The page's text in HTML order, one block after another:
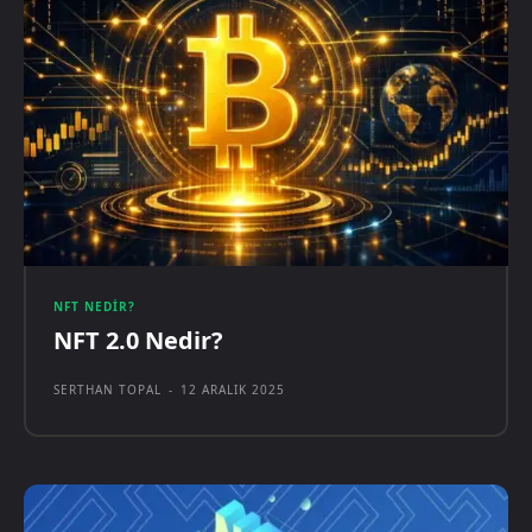
NFT NEDIR?
NFT 2.0 Nedir?
SERTHAN TOPAL - 12 ARALIK 2025